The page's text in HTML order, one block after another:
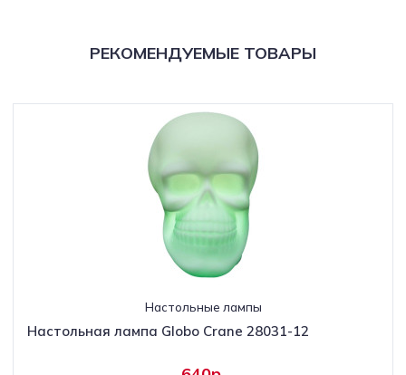
РЕКОМЕНДУЕМЫЕ ТОВАРЫ
Настольные лампы
Настольная лампа Globo Crane 28031-12